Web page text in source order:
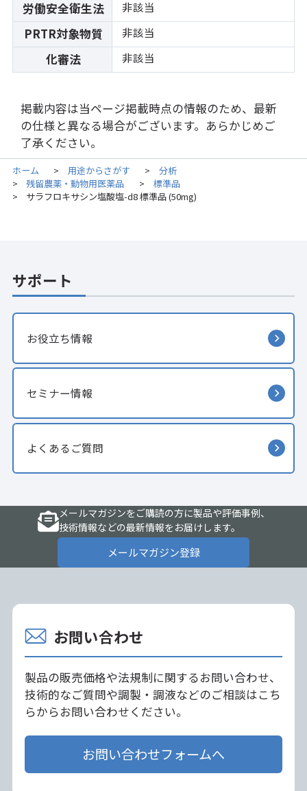
労働安全衛生法 非該当
PRTR対象物質 非該当
化審法 非該当
掲載内容は当ページ掲載時点の情報のため、最新
の仕様と異なる場合がございます。あらかじめご
了承ください。
ホーム > 用途からさがす > 分析
> 残留農薬・動物用医薬品 > 標準品
> サラフロキサシン塩酸塩-d8 標準品 (50mg)
サポート
お役立ち情報
セミナー情報
よくあるご質問
メールマガジンをご購読の方に製品や評価事例、
技術情報などの最新情報をお届けします。
メールマガジン登録
お問い合わせ
製品の販売価格や法規制に関するお問い合わせ、
技術的なご質問や調製・調液などのご相談はこち
らからお問い合わせください。
お問い合わせフォームへ